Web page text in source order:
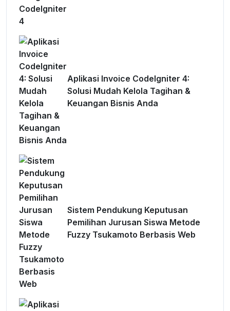
Aplikasi Invoice CodeIgniter 4:
Solusi Mudah Kelola Tagihan &
Keuangan Bisnis Anda
Sistem Pendukung Keputusan
Pemilihan Jurusan Siswa Metode
Fuzzy Tsukamoto Berbasis Web